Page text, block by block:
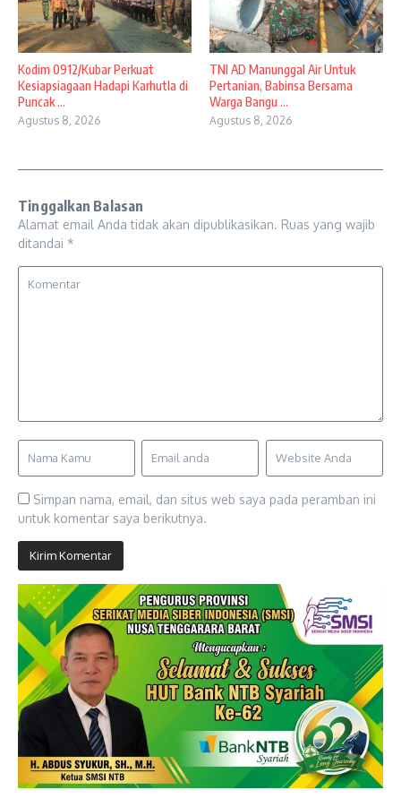
Kodim 0912/Kubar Perkuat
Kesiapsiagaan Hadapi Karhutla di
Puncak ...
Agustus 8, 2026
TNI AD Manunggal Air Untuk
Pertanian, Babinsa Bersama
Warga Bangu ...
Agustus 8, 2026
Tinggalkan Balasan
Alamat email Anda tidak akan dipublikasikan. Ruas yang wajib
ditandai *
Simpan nama, email, dan situs web saya pada peramban ini
untuk komentar saya berikutnya.